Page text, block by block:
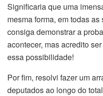
Significaria que uma
mesma forma, em todas
consiga demonstrar a
acontecer, mas acredito
essa possibilidade!
Por fim, resolvi fazer um
deputados ao longo do